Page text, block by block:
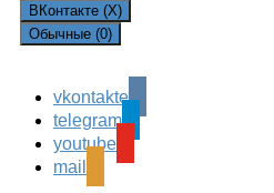
ВКонтакте (X)
Обычные (0)
Leave a Reply
Ваш адрес email не будет
поля помечены
vkontakte
telegram
youtube
mail